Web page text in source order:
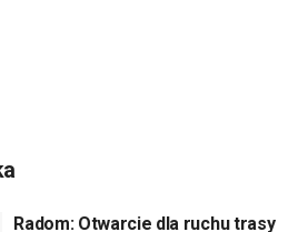
Radom: Otwarcie dla ruchu trasy